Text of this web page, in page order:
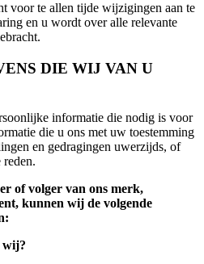
voor te allen tijde wijzigingen aan te
en u wordt over alle relevante
DIE WIJ VAN U
informatie die nodig is voor
die u ons met uw toestemming
en gedragingen uwerzijds, of
of volger van ons merk,
kunnen wij de volgende
wij?